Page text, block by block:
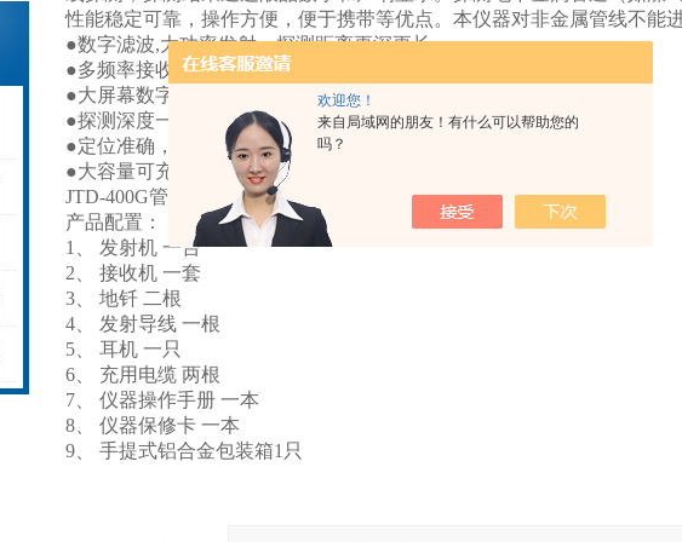
欢迎您！
来自局域网的朋友！有什么可以帮助您的
吗？
性能稳定可靠，操作方便，便于携带等优点。本仪器对非金属管线不能进
●数字滤波,大功率发射、探测距离更深更长
●多频率接收，适合探测各种埋层的金属管道管线
●大屏幕数字液晶屏和声响双重显示，探测直观清晰
●探测深度一键数字读取，方便快捷
●定位准确，轻巧便携，使用快捷
●大容量可充电电池，工作时间更长
JTD-400G管线泄漏探测仪
产品配置：
1、 发射机 一台
2、 接收机 一套
3、 地钎 二根
4、 发射导线 一根
5、 耳机 一只
6、 充用电缆 两根
7、 仪器操作手册 一本
8、 仪器保修卡 一本
9、 手提式铝合金包装箱1只